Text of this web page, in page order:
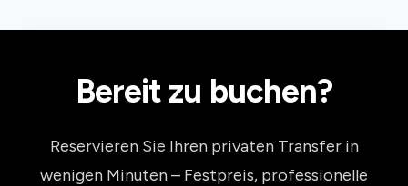
Bereit zu buchen?
Reservieren Sie Ihren privaten Transfer in
wenigen Minuten – Festpreis, professionelle